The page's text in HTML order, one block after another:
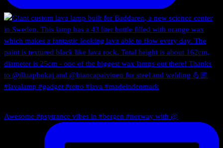
Awesome #psytrance vibes in #bergen #norway with @